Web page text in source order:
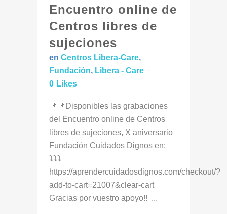
Encuentro online de
Centros libres de
sujeciones
en Centros Libera-Care,
Fundación, Libera - Care
0 Likes
📌📌Disponibles las grabaciones
del Encuentro online de Centros
libres de sujeciones, X aniversario
Fundación Cuidados Dignos en:
⤵️⤵️⤵️
https://aprendercuidadosdignos.com/checkout/?
add-to-cart=21007&clear-cart
Gracias por vuestro apoyo!! ...